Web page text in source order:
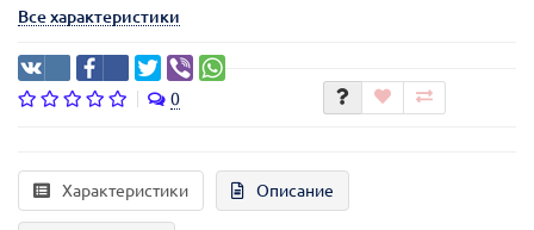
Все характеристики
0
Характеристики Описание